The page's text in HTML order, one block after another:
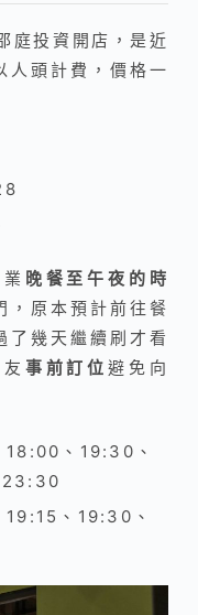
庭投資開店，是近
人頭計費，價格一
晚餐至午夜的時
，原本預計前往餐
了幾天繼續刷才看
事前訂位避免向
18:00、19:30、
19:15、19:30、